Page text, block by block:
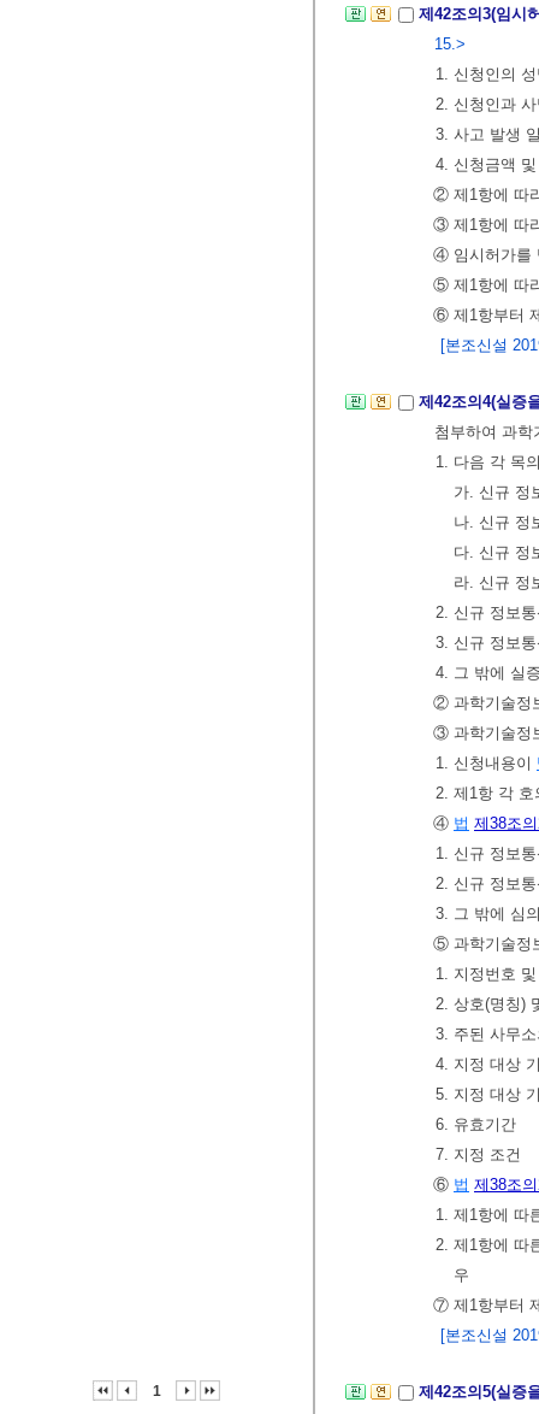
1
제42조의3(임시
15.>
1. 신청인의
2. 신청인과
3. 사고 발생
4. 신청금액
② 제1항에 따
③ 제1항에 따
④ 임시허가를
⑤ 제1항에 따
⑥ 제1항부터
[본조신설
제42조의4(실증
첨부하여 과학
1. 다음 각 목
가. 신규 정
나. 신규 정
다. 신규 정
라. 신규 정
2. 신규 정보
3. 신규 정보
4. 그 밖에 실
② 과학기술정
③ 과학기술정
1. 신청내용이
2. 제1항 각 호
④ 법 제38조
1. 신규 정보
2. 신규 정보
3. 그 밖에 심
⑤ 과학기술정
1. 지정번호
2. 상호(명칭)
3. 주된 사무
4. 지정 대상
5. 지정 대상
6. 유효기간
7. 지정 조건
⑥ 법 제38조
1. 제1항에 따
2. 제1항에 따
우
⑦ 제1항부터
[본조신설
제42조의5(실증